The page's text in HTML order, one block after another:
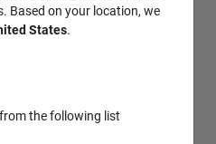
Based on your location, we
States.
the following list